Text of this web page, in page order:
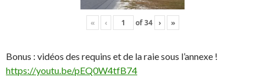
« ‹ of34 › »
Bonus : vidéos des requins et de la raie sous l’annexe !
https://youtu.be/pEQ0W4tfB74